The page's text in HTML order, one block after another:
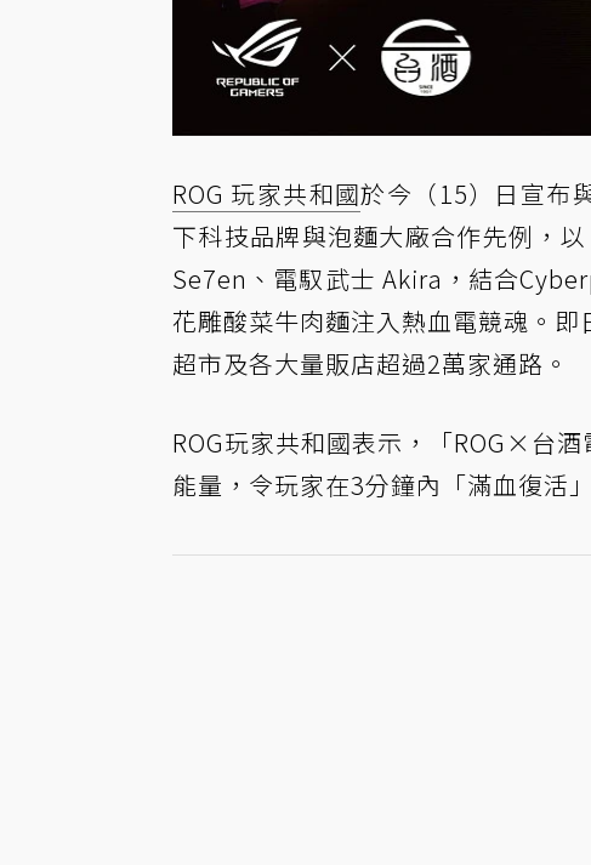
ROG 玩家共和國於今（15）日宣布
下科技品牌與泡麵大廠合作先例，
Se7en、電馭武士 Akira，結合
花雕酸菜牛肉麵注入熱血電競魂。
超市及各大量販店超過2萬家通路。
ROG玩家共和國表示，「ROG×台
能量，令玩家在3分鐘內「滿血復活